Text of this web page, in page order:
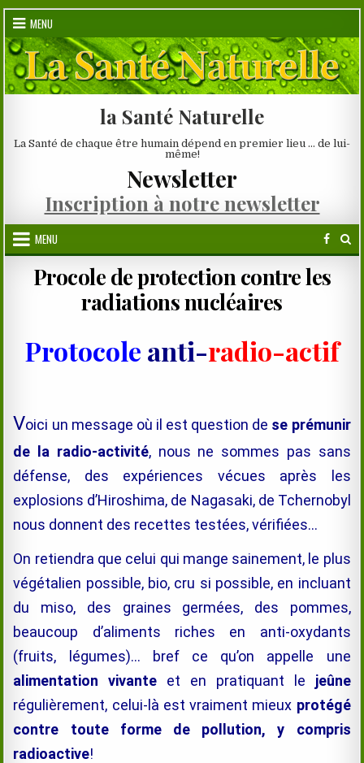
Skip
content
MENU
la Santé Naturelle
La Santé de chaque être humain dépend en premier lieu … de lui-
même!
Newsletter
Inscription à notre newsletter
MENU
Procole de protection contre les
radiations nucléaires
Protocole anti-radio-actif
Voici un message où il est question de se prémunir
de la radio-activité, nous ne sommes pas sans
défense, des expériences vécues après les
explosions d’Hiroshima, de Nagasaki, de Tchernobyl
nous donnent des recettes testées, vérifiées…
On retiendra que celui qui mange sainement, le plus
végétalien possible, bio, cru si possible, en incluant
du miso, des graines germées, des pommes,
beaucoup d’aliments riches en anti-oxydants
(fruits, légumes)… bref ce qu’on appelle une
alimentation vivante et en pratiquant le jeûne
régulièrement, celui-là est vraiment mieux protégé
contre toute forme de pollution, y compris
radioactive!